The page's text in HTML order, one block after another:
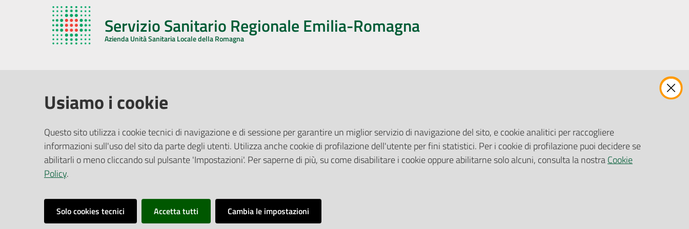
Servizio Sanitario Regionale Emilia-Romagna
Azienda Unità Sanitaria Locale della Romagna
Via De Gasperi, 8 - 48121 Ravenna (RA)
CF/P.IVA:02483810392
PEC:
azienda@pec.auslromagna.it
Ufficio Relazioni con il Pubblico
Riferimenti per la Stampa
Pubblicità legale
Albo Pretorio
Privacy Policy
Attuazione Misure PNRR
Gare e Appalti
Richiesta Patrocinio
Usiamo i cookie
Questo sito utilizza i cookie tecnici di navigazione e di sessione per garantire un miglior servizio di navigazione del sito, e cookie analitici per raccogliere
informazioni sull'uso del sito da parte degli utenti. Utilizza anche cookie di profilazione dell'utente per fini statistici. Per i cookie di profilazione puoi decidere se
abilitarli o meno cliccando sul pulsante 'Impostazioni'. Per saperne di più, su come disabilitare i cookie oppure abilitarne solo alcuni, consulta la nostraCookie
Policy.
Solo cookies tecnici Accetta tutti Cambia le impostazioni